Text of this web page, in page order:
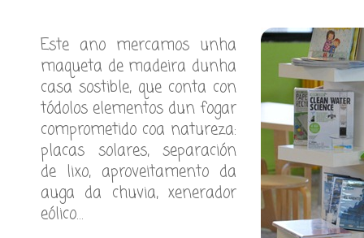
Este ano mercamos unha
maqueta de madeira dunha
casa sostible, que conta con
tódolos elementos dun fogar
comprometido coa natureza:
placas solares, separación
de lixo, aproveitamento da
auga da chuvia, xenerador
eólico…